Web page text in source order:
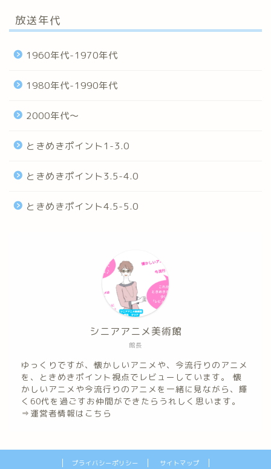
放送年代
1960年代-1970年代
1980年代-1990年代
2000年代～
ときめきポイント1-3.0
ときめきポイント3.5-4.0
ときめきポイント4.5-5.0
館長
シニアアニメ美術館
ゆっくりですが、懐かしいアニメや、今流行りのアニメ
を、ときめきポイント視点でレビューしています。 懐
かしいアニメや今流行りのアニメを一緒に見ながら、輝
く60代を過ごすお仲間ができたらうれしく思います。
⇒ 運営者情報はこちら
プライバシーポリシー サイトマップ